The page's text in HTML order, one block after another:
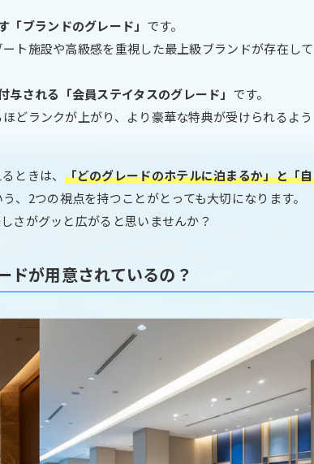
ブランドのグレード」 です。
ト施設や高級感を重視した最上級ブランドが存在して
される「会員ステイタスのグレード」 です。
どランクが上がり、より豪華な特典が受けられるよう
ときは、 「どのグレードのホテルに泊まるか」と「自
う、2つの視点を持つことがとっても大切になります。
さがグッと広がると思いませんか？
ドが用意されているの？